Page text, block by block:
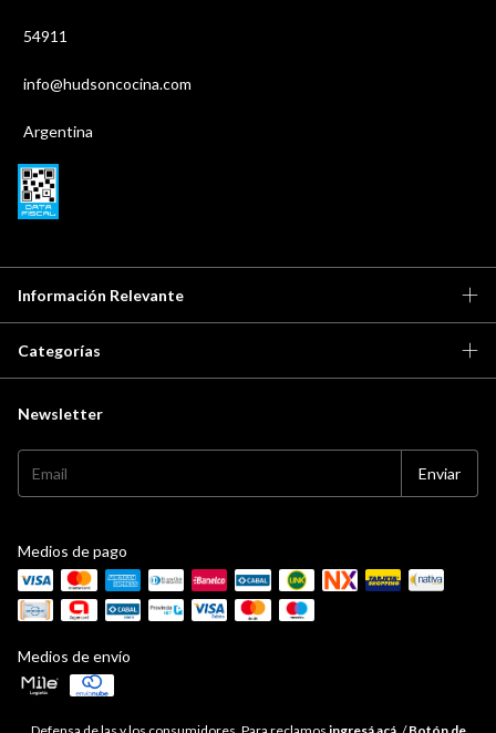
54911
info@hudsoncocina.com
Argentina
Información Relevante
Categorías
Newsletter
Medios de pago
Medios de envío